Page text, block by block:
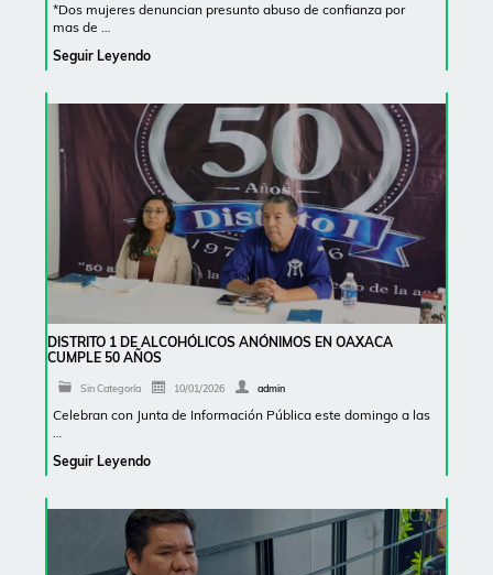
*Dos mujeres denuncian presunto abuso de confianza por
mas de …
Seguir Leyendo
DISTRITO 1 DE ALCOHÓLICOS ANÓNIMOS EN OAXACA
CUMPLE 50 AÑOS
Sin Categoría 10/01/2026 admin
Celebran con Junta de Información Pública este domingo a las
…
Seguir Leyendo